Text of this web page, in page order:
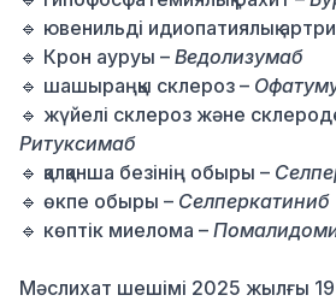
🔹 ювенильді идиопатиялық
🔹 Крон ауруы – Ведолизумаб
🔹 шашыраңқы склероз –
🔹 жүйелі склероз және
Ритуксимаб
🔹 қалқанша безінің обыры –
🔹 өкпе обыры – Селперкатиниб
🔹 көптік миелома –
Мәслихат шешімі 2025 жылғы 19